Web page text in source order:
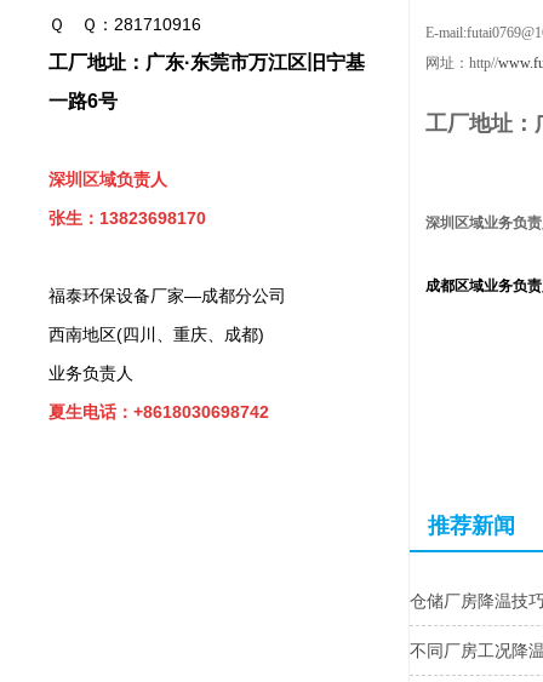
E-
网址：http//
工厂地址：
深圳区域业务负
成都区域业务负
推荐新闻
仓储厂房降温技
不同厂房工况降
Ｑ Ｑ：281710916
工厂地址：广东·东莞市万江区旧宁基
一路6号
深圳区域负责人
张生：13823698170
福泰环保设备厂家—成都分公司
西南地区(四川、重庆、成都)
业务负责人
夏生电话：+8618030698742